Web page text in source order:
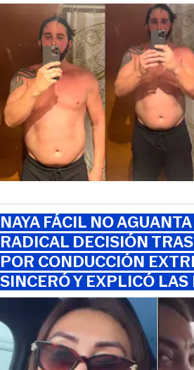
NAYA FÁCIL NO
RADICAL DECISIÓN
POR CONDUCCIÓN
SINCERÓ Y EXPLICÓ